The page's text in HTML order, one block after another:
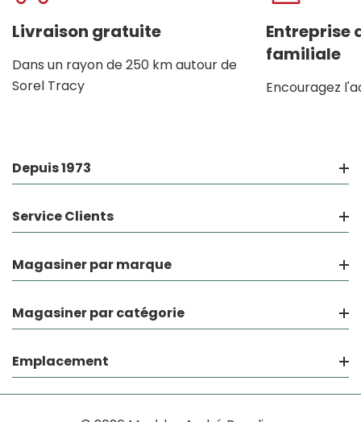
Livraison gratuite
Dans un rayon de 250 km autour de
Sorel Tracy
Entreprise
familiale
Encouragez
Depuis 1973
Service Clients
Magasiner par marque
Magasiner par catégorie
Emplacement